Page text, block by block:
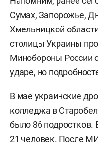
Сумах, Запорожье,
Хмельницкой области
столицы Украины
Минобороны России
ударе, но
В мае украинские
колледжа в
было 86 подростков.
21 человек. После